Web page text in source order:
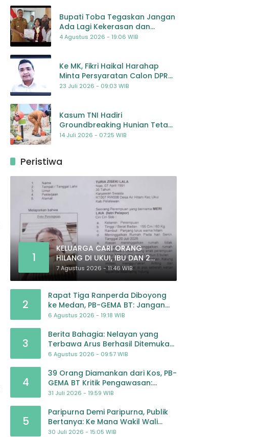
Bupati Toba Tegaskan Jangan
Ada Lagi Kekerasan dan
Bullying Terhadap Anak,
4 Agustus 2026 - 19:06 WIB
Ke MK, Fikri Haikal Harahap
Minta Persyaratan Calon DPR
Dilengkapi Penilaian
23 Juli 2026 - 09:03 WIB
Kasum TNI Hadiri
Groundbreaking Hunian Tetap
Pascabencana di
14 Juli 2026 - 07:25 WIB
Peristiwa
1
KELUARGA CARI ORANG
HILANG DI UKUI, IBU DAN 2
ANAK BALITA BELUM PULANG
SEJAK 20 JULI 2026
7 Agustus 2026 - 11:46 WIB
2
Rapat Tiga Ranperda Diboyong
ke Medan, PB-GEMA BT: Jangan
Jadikan APBD Ladang
6 Agustus 2026 - 19:18 WIB
3
Berita Bahagia: Nelayan yang
Terbawa Arus Berhasil Ditemukan
Dalam Keadaan Selamat
6 Agustus 2026 - 09:57 WIB
4
39 Orang Diamankan dari Kos, PB-
GEMA BT Kritik Pengawasan:
Jangan Tunggu Masyarakat
31 Juli 2026 - 19:59 WIB
5
Paripurna Demi Paripurna, Publik
Bertanya: Ke Mana Wakil Wali
Kota Padangsidimpuan?
30 Juli 2026 - 15:05 WIB